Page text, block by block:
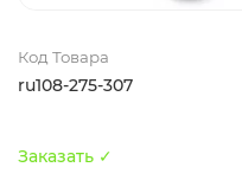
Код Товара
ru108-275-307
Заказать ✓